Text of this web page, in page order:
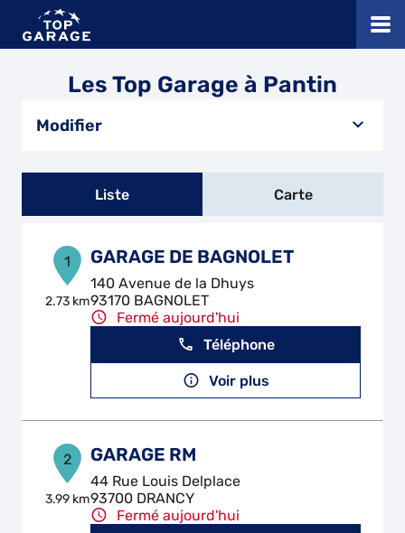
Les Top Garage à Pantin
Modifier
Liste Carte
1
2.73 km
GARAGE DE BAGNOLET
140 Avenue de la Dhuys
93170 BAGNOLET
Fermé aujourd'hui
Téléphone
Voir plus
2
3.99 km
GARAGE RM
44 Rue Louis Delplace
93700 DRANCY
Fermé aujourd'hui